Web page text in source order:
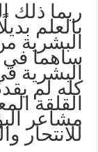
ربما ذلك
بالعلم
البشرية
ساهما في
البشرية
كله لم
القلقة
مشاعر
للانتحار